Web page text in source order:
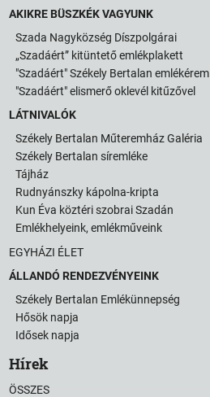
AKIKRE BÜSZKÉK VAGYUNK
Szada Nagyközség Díszpolgárai
„Szadáért” kitüntető emlékplakett
"Szadáért" Székely Bertalan emlékérem
"Szadáért" elismerő oklevél kitűzővel
LÁTNIVALÓK
Székely Bertalan Műteremház Galéria
Székely Bertalan síremléke
Tájház
Rudnyánszky kápolna-kripta
Kun Éva köztéri szobrai Szadán
Emlékhelyeink, emlékműveink
EGYHÁZI ÉLET
ÁLLANDÓ RENDEZVÉNYEINK
Székely Bertalan Emlékünnepség
Hősök napja
Idősek napja
Hírek
ÖSSZES